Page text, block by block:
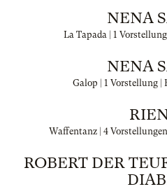
NENA
La Tapada | 1
NENA
Galop | 1 Vorstellung |
Waffentanz | 4 Vorstellungen
ROBERT DER